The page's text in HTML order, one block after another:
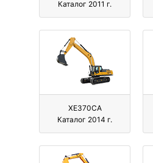
Каталог 2011 г.
XE370CA
Каталог 2014 г.